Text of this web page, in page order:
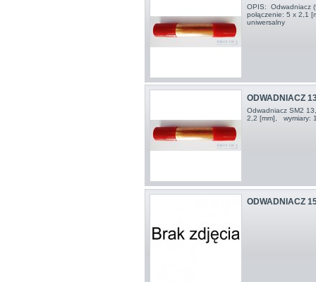
OPIS: Odwadniacz
połączenie: 5 x 2,1
uniwersalny
ODWADNIACZ
Odwadniacz SM2
2,2 [mm], wymiary:
ODWADNIACZ